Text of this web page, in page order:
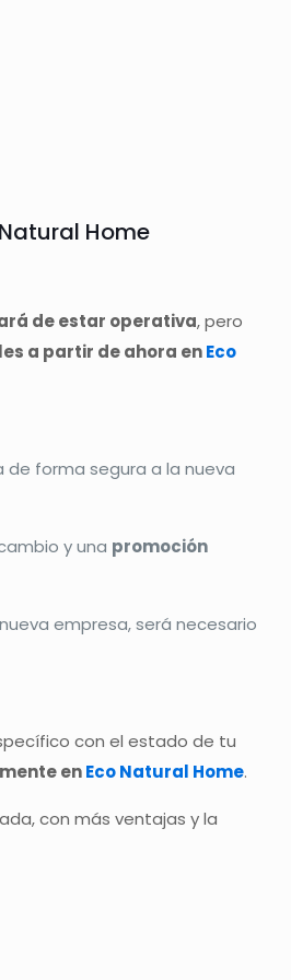
Home
de estar operativa, pero
a partir de ahora enEco
forma segura a la nueva
y una promoción
empresa, será necesario
con el estado de tu
enEco Natural Home.
con más ventajas y la